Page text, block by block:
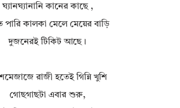
ঘ্যানঘ্যানানি কানের কাছে ,
পারি কালকা মেলে মেয়ের বাড়ি
দুজনেরই টিকিট আছে।
রাজী হতেই গিন্নি খুশি
গোছগাছটা এবার শুরু,